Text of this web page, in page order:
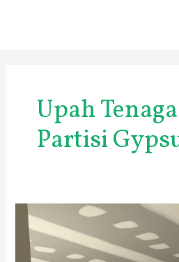
Upah
Partisi
Harga
Partisi
Ruangan
Gypsum